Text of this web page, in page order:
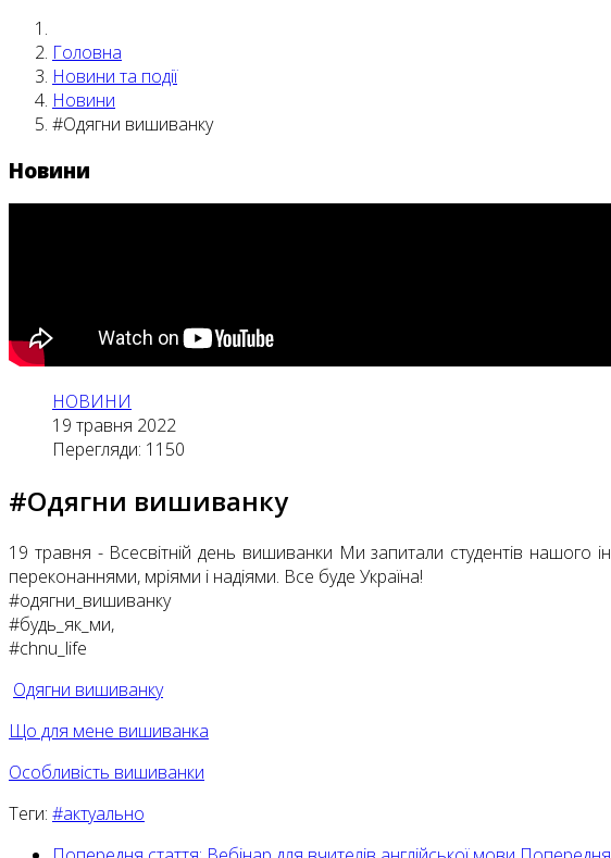
Головна
Новини та події
Новини
#Одягни вишиванку
Новини
НОВИНИ
19 травня 2022
Перегляди: 1150
#Одягни вишиванку
19 травня - Всесвітній день вишиванки Ми запитали студентів нашого
переконаннями, мріями і надіями. Все буде Україна!
#одягни_вишиванку
#будь_як_ми,
#chnu_life
Одягни вишиванку
Що для мене вишиванка
Особливість вишиванки
Теги: #актуально